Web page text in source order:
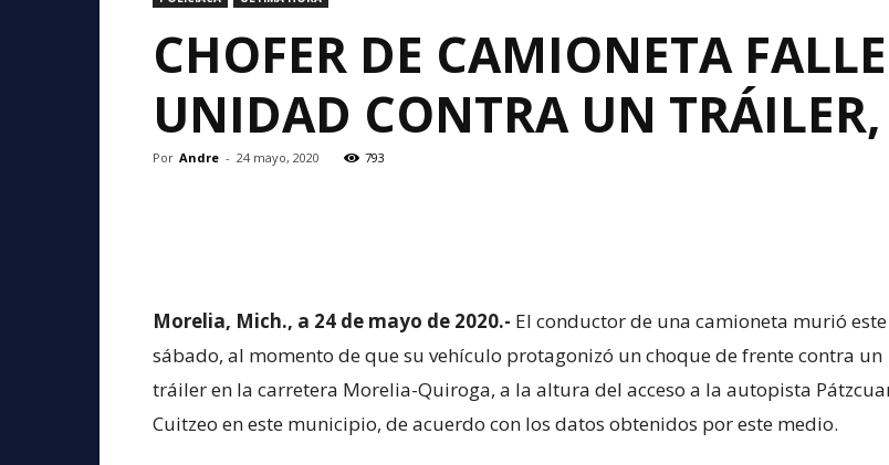
CHOFER DE CAMIONETA
UNIDAD CONTRA UN
Por Andre - 24 mayo, 2020 793
Morelia, Mich., a 24 de mayo de 2020.- El conductor de una camioneta murió este
sábado, al momento de que su vehículo protagonizó un choque de frente contra un
tráiler en la carretera Morelia-Quiroga, a la altura del acceso a la autopista
Cuitzeo en este municipio, de acuerdo con los datos obtenidos por este medio.